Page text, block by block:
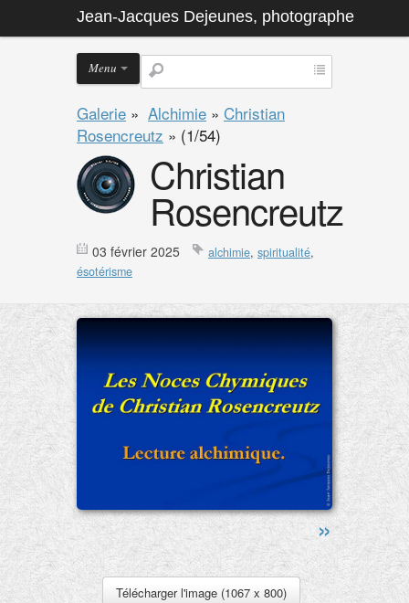
Jean-Jacques Dejeunes, photographe
Menu
Galerie » Alchimie » Christian
Rosencreutz » (1/54)
Christian
Rosencreutz
03 février 2025 alchimie, spiritualité,
ésotérisme
»
Télécharger l'image (1067 x 800)